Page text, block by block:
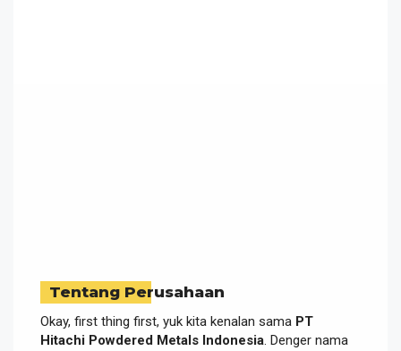
Tentang Perusahaan
Okay, first thing first, yuk kita kenalan sama PT
Hitachi Powdered Metals Indonesia . Denger nama